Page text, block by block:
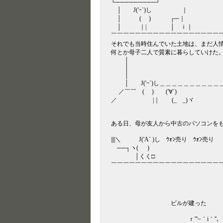
└─────────┘
│ J('ｰ`)し ｜
│ ( ) ┌─｜
│ ｜| │ ｉ｜
￣￣￣￣￣￣￣￣￣￣￣￣￣￣￣￣￣￣
それでも当時住んでいた土地は、まだ人
何とか母子二人で質素に暮らしていけた。
│ J('ｰ`)し＿＿＿＿＿＿＿＿＿＿＿
／￣￣ ( ) ('∀`)
／ |｜ (_ _)ヾ
ある日、母が友人から中古のパソコンを
||||＼ J('A` )し ｳｫﾝ売り ｳｫﾝ売り
──┐ヽ( )
│くく□
￣￣￣￣￣￣￣￣￣￣￣￣￣￣￣￣￣￣
ビルが建った
ｒ'''~｀i｀''､